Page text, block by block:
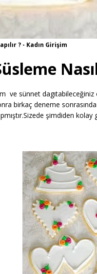
? - Kadın Girişim
ve sünnet
birkaç deneme
şimdiden kolay